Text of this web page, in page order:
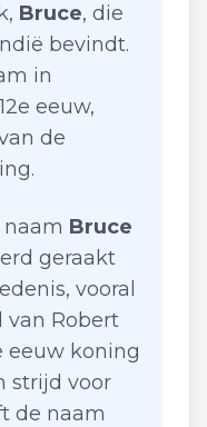
Bruce, die
bevindt.
in
eeuw,
de
Bruce
geraakt
vooral
van Robert
eeuw koning
strijd voor
de naam